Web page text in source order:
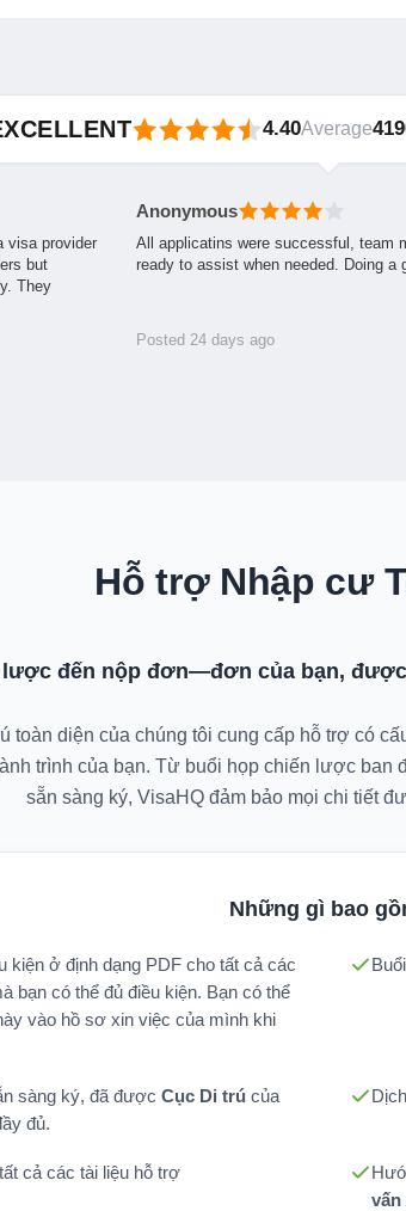
4.40Average
visa provider
but
They
Anonymous
All applicatins were successful, team
ready to assist when needed. Doing a
Posted 24 days ago
Hỗ trợ Nhập cư
đến nộp đơn—đơn của bạn,
toàn diện của chúng tôi cung cấp hỗ trợ có
trình của bạn. Từ buổi họp chiến lược ban
sẵn sàng ký, VisaHQ đảm bảo mọi chi tiết
Những gì bao
kiện ở định dạng PDF cho tất cả các
bạn có thể đủ điều kiện. Bạn có thể
vào hồ sơ xin việc của mình khi
sàng ký, đã được Cục Di trú của
đủ.
cả các tài liệu hỗ trợ
vấn